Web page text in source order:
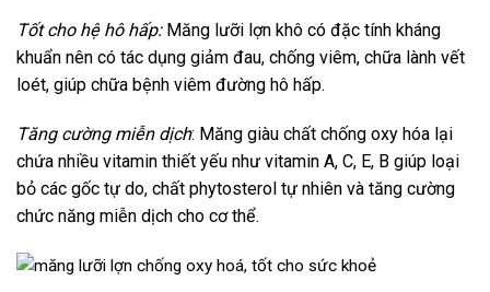
Tốt cho hệ hô hấp:Măng lưỡi lợn khô có đặc tính kháng
khuẩn nên có tác dụng giảm đau, chống viêm, chữa lành vết
loét, giúp chữa bệnh viêm đường hô hấp.
Tăng cường miễn dịch: Măng giàu chất chống oxy hóa lại
chứa nhiều vitamin thiết yếu như vitamin A, C, E, B giúp loại
bỏ các gốc tự do, chất phytosterol tự nhiên và tăng cường
chức năng miễn dịch cho cơ thể.